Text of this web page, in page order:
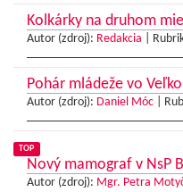
Kolkárky na druhom
Autor (zdroj): Redakcia
Pohár mládeže vo
Autor (zdroj): Daniel Móc
TOP
Nový mamograf v NsP
Autor (zdroj): Mgr. Petra